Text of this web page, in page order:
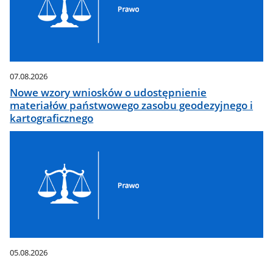
07.08.2026
Nowe wzory wniosków o udostępnienie
materiałów państwowego zasobu geodezyjnego i
kartograficznego
05.08.2026